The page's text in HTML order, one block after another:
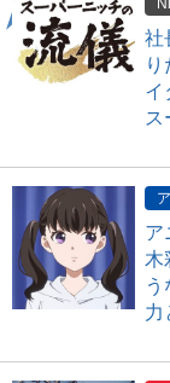
社
イ
ス
ア
木
力